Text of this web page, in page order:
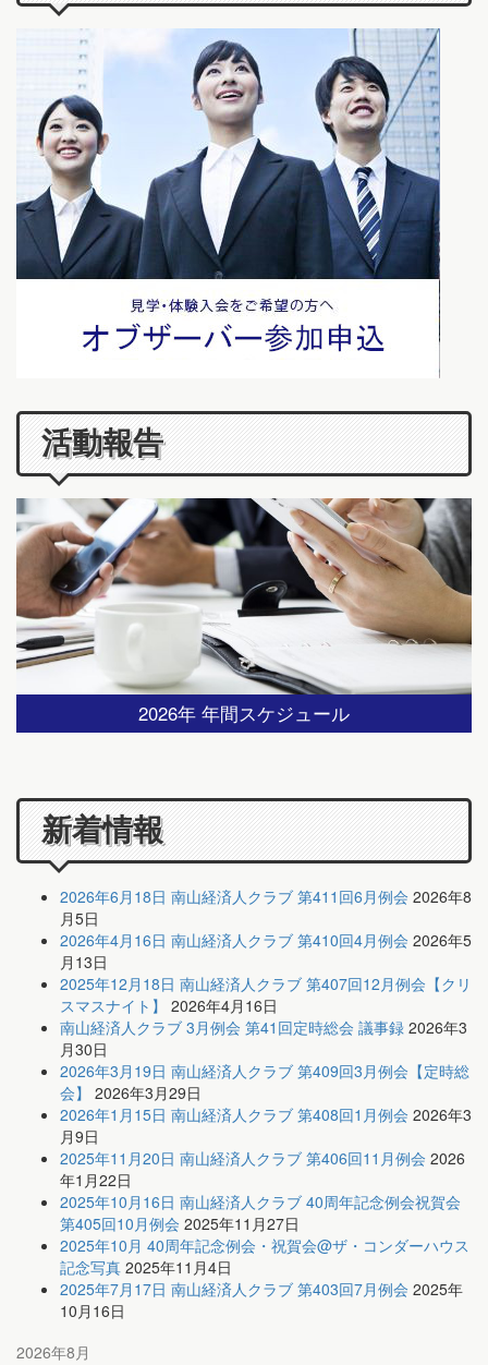
活動報告
2026年 年間スケジュール
新着情報
2026年6月18日 南山経済人クラブ 第411回6月例会 2026年8
月5日
2026年4月16日 南山経済人クラブ 第410回4月例会 2026年5
月13日
2025年12月18日 南山経済人クラブ 第407回12月例会【クリ
スマスナイト】 2026年4月16日
南山経済人クラブ 3月例会 第41回定時総会 議事録 2026年3
月30日
2026年3月19日 南山経済人クラブ 第409回3月例会【定時総
会】 2026年3月29日
2026年1月15日 南山経済人クラブ 第408回1月例会 2026年3
月9日
2025年11月20日 南山経済人クラブ 第406回11月例会 2026
年1月22日
2025年10月16日 南山経済人クラブ 40周年記念例会祝賀会
第405回10月例会 2025年11月27日
2025年10月 40周年記念例会・祝賀会@ザ・コンダーハウス
記念写真 2025年11月4日
2025年7月17日 南山経済人クラブ 第403回7月例会 2025年
10月16日
2026年8月